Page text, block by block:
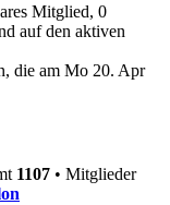
Mitglied, 0
auf den aktiven
die am Mo 20. Apr
1107 • Mitglieder